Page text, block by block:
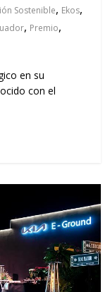
Sostenible, Ekos,
, Premio,
en su
con el